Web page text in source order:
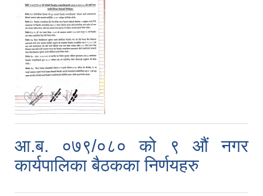
आ.ब. ०७९/०८० को ९ औं नगर
कार्यपालिका बैठकका निर्णयहरु